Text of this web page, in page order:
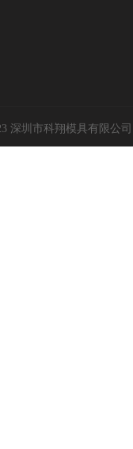
深圳市科翔模具有限公